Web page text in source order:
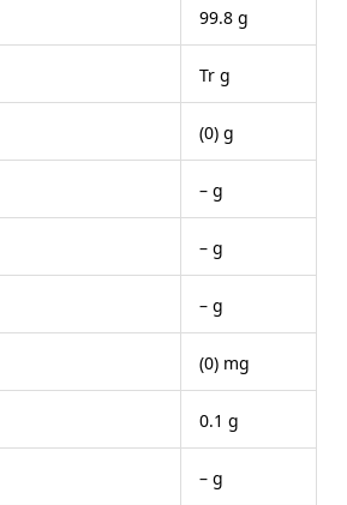
99.8 g
Tr g
(0) g
– g
– g
– g
(0) mg
0.1 g
– g